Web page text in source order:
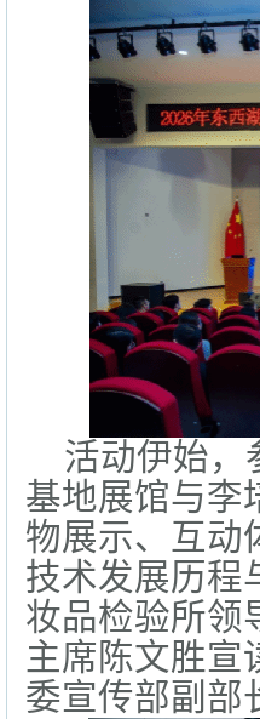
活动伊始，
基地展馆与李
物展示、互动
技术发展历程
妆品检验所领
主席陈文胜宣
委宣传部副部